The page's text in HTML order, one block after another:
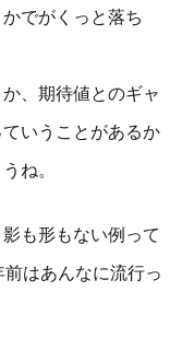
でがくっと落ち
、期待値とのギャ
いうことがあるか
ね。
も形もない例って
はあんなに流行っ